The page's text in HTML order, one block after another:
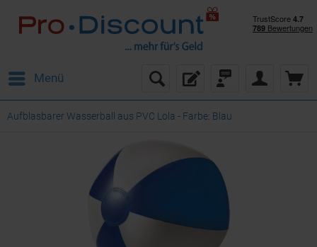
Menü
Aufblasbarer Wasserball aus PVC Lola - Farbe: Blau